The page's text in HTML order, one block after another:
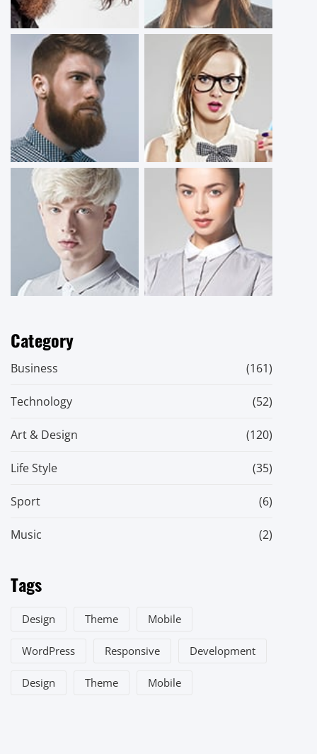
Category
Business (161)
Technology (52)
Art & Design (120)
Life Style (35)
Sport (6)
Music (2)
Tags
Design Theme Mobile
WordPress Responsive Development
Design Theme Mobile